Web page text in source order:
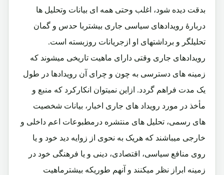
بدقت دیده شود، اغلب وحتی همه ای بیانات وتحلیل ها
دربارۀ رویدادهای سیاسی جاری بیشتربا حدس و گمان
تحلیلگر و برداشتهای او ازجریانات روزبسته است.
رویدادهای جاری وقتی دارای ماهیت تاریخی میشوند که
زمینه های دسترسی به چون و چرای آن رویدادها در طول
یک مدت فراهم گردد. ازاین نمیتوان انکارکرد که منبع و
مأخذ در مورد رویداد های جاری اخبار، بیانات شخصیت
های رسمی، تحلیل های منتشره درمطبوعات اعم داخلی و
خارجی میباشند که هریک به نحوی از زوایه دید خود و یا
روی منافع سیاسی، اقتصادی، دینی و یا فرهنگی خود در
زمینه ابراز نظر میکنند و آنهم طوریکه بیشترماهیت